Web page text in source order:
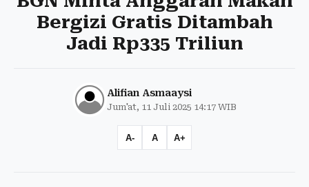
Bergizi Gratis Ditambah
Jadi Rp335 Triliun
Alifian Asmaaysi
Jum'at, 11 Juli 2025 14:17 WIB
A- A A+